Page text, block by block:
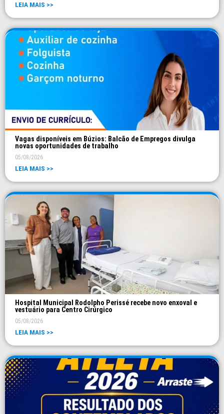
LEIA MAIS >>
Vagas disponíveis em Búzios: Balcão de Empregos divulga
novas oportunidades de trabalho
05/08/2026
LEIA MAIS >>
Hospital Municipal Rodolpho Perissé recebe novo enxoval e
vestuário para Centro Cirúrgico
05/08/2026
LEIA MAIS >>